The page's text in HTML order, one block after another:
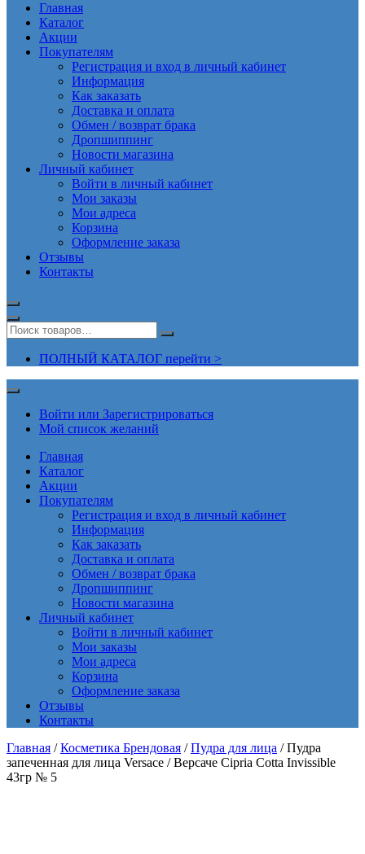
Главная
Каталог
Акции
Покупателям
Регистрация и вход в личный кабинет
Информация
Как заказать
Доставка и оплата
Обмен / возврат брака
Дропшиппинг
Новости магазина
Личный кабинет
Войти в личный кабинет
Мои заказы
Мои адреса
Корзина
Оформление заказа
Отзывы
Контакты
ПОЛНЫЙ КАТАЛОГ перейти >
Войти или Зарегистрироваться
Мой список желаний
Главная
Каталог
Акции
Покупателям
Регистрация и вход в личный кабинет
Информация
Как заказать
Доставка и оплата
Обмен / возврат брака
Дропшиппинг
Новости магазина
Личный кабинет
Войти в личный кабинет
Мои заказы
Мои адреса
Корзина
Оформление заказа
Отзывы
Контакты
Главная /Косметика Брендовая /Пудра для лица / Пудра
запеченная для лица Versace / Версаче Cipria Cotta Invissible
43гр № 5